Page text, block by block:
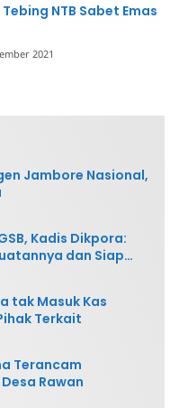
NTB Sabet Emas
2021
Jambore Nasional,
Kadis Dikpora:
dan Siap
tak Masuk Kas
Terkait
Terancam
Rawan